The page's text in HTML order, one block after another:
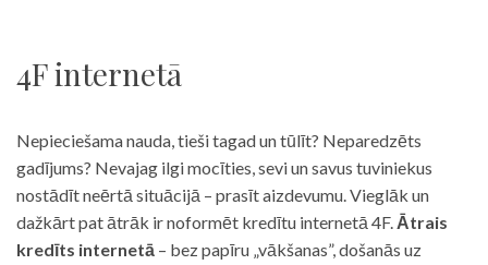
4F internetā
Nepieciešama nauda, tieši tagad un tūlīt? Neparedzēts
gadījums? Nevajag ilgi mocīties, sevi un savus tuviniekus
nostādīt neērtā situācijā – prasīt aizdevumu. Vieglāk un
dažkārt pat ātrāk ir noformēt kredītu internetā 4F. Ātrais
kredīts internetā – bez papīru „vākšanas”, došanās uz